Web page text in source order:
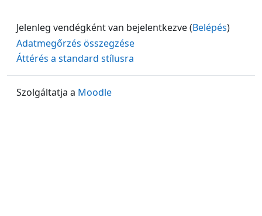
Jelenleg vendégként van bejelentkezve (Belépés)
Adatmegőrzés összegzése
Áttérés a standard stílusra
Szolgáltatja a Moodle